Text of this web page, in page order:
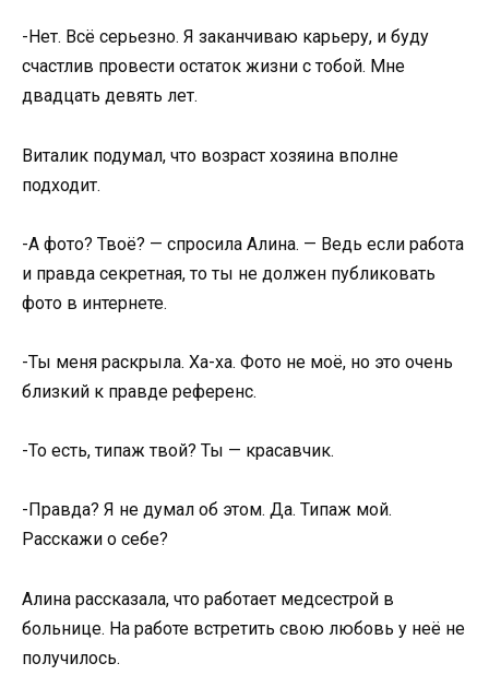
-Нет. Всё серьезно. Я заканчиваю карьеру, и буду
счастлив провести остаток жизни с тобой. Мне
двадцать девять лет.
Виталик подумал, что возраст хозяина вполне
подходит.
-А фото? Твоё? — спросила Алина. — Ведь если работа
и правда секретная, то ты не должен публиковать
фото в интернете.
-Ты меня раскрыла. Ха-ха. Фото не моё, но это очень
близкий к правде референс.
-То есть, типаж твой? Ты — красавчик.
-Правда? Я не думал об этом. Да. Типаж мой.
Расскажи о себе?
Алина рассказала, что работает медсестрой в
больнице. На работе встретить свою любовь у неё не
получилось.